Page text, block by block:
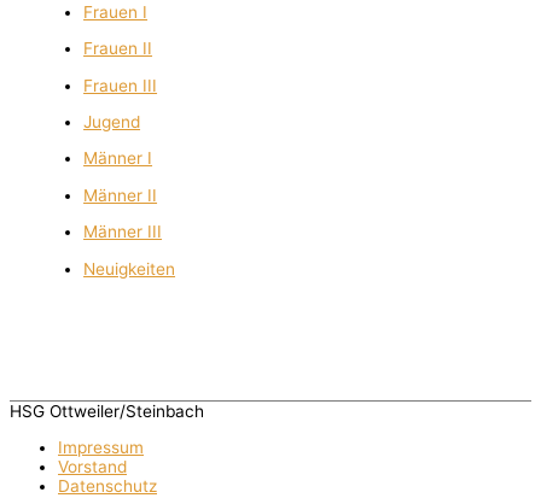
Frauen I
Frauen II
Frauen III
Jugend
Männer I
Männer II
Männer III
Neuigkeiten
HSG Ottweiler/Steinbach
Impressum
Vorstand
Datenschutz